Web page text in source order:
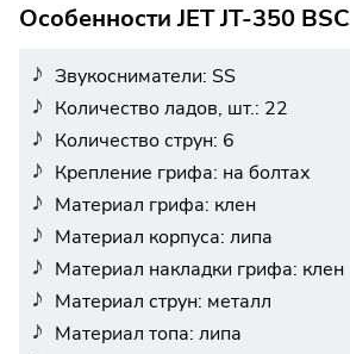
Особенности JET JT-350 BSC
Звукосниматели: SS
Количество ладов, шт.: 22
Количество струн: 6
Крепление грифа: на болтах
Материал грифа: клен
Материал корпуса: липа
Материал накладки грифа: клен
Материал струн: металл
Материал топа: липа